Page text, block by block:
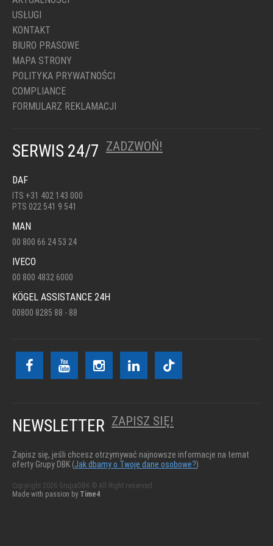
USŁUGI
KONTAKT
BIURO PRASOWE
MAPA STRONY
POLITYKA PRYWATNOŚCI
COMPLIANCE
FORMULARZ REKLAMACJI
SERWIS 24/7 ZADZWOŃ!
DAF
ITS +31 402 143 000
PTS 022 541 9 541
MAN
00 800 66 24 53 24
IVECO
00 800 4832 6000
KÖGEL ASSISTANCE 24H
00800 8285 88 - 88
NEWSLETTER ZAPISZ SIĘ!
Zapisz się, jeśli chcesz otrzymywać najnowsze informacje na temat
oferty Grupy DBK (Jak dbamy o Twoje dane osobowe?)
Copyright 2026 GrupaDBK © All Right reserved
Made with passion by Time4